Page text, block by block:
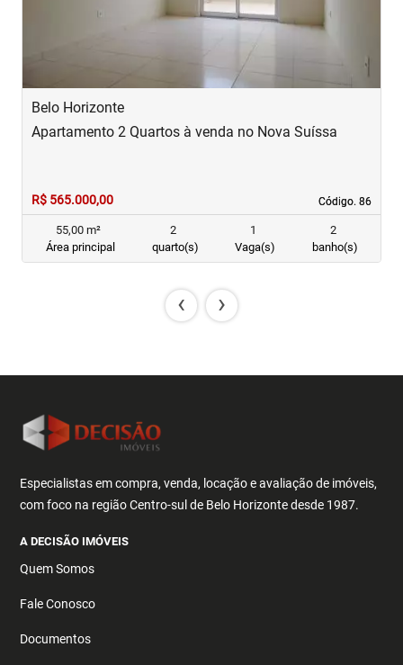
Belo Horizonte
Código. 86
Código. 86
Apartamento 2 Quartos à venda no Nova Suíssa
R$ 565.000,00
55,00 m²
Área principal
2
quarto(s)
1
Vaga(s)
2
banho(s)
‹ ›
Especialistas em compra, venda, locação e avaliação de imóveis,
com foco na região Centro-sul de Belo Horizonte desde 1987.
A DECISÃO IMÓVEIS
Quem Somos
Fale Conosco
Documentos